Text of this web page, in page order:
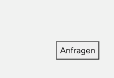
Anfragen